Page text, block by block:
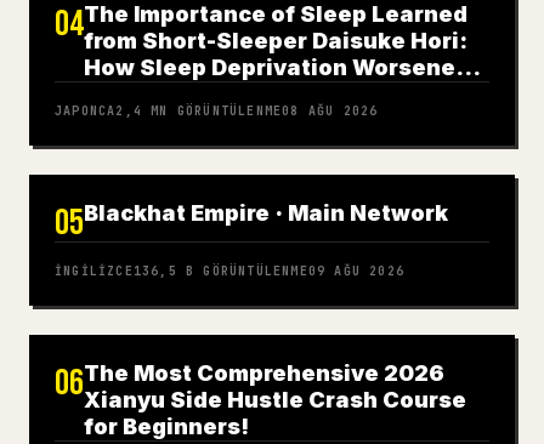
04The Importance of Sleep Learned
from Short-Sleeper Daisuke Hori:
How Sleep Deprivation Worsened
JAPONCA2,4 MN GÖRÜNTÜLENME08 AĞU 2026
05Blackhat Empire · Main Network
İNGILIZCE 136,5 B GÖRÜNTÜLENME09 AĞU 2026
06The Most Comprehensive 2026
Xianyu Side Hustle Crash Course
for Beginners!